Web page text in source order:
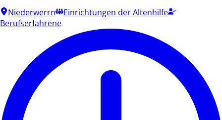
Niederwerrn
Einrichtungen der Altenhilfe
Berufserfahrene